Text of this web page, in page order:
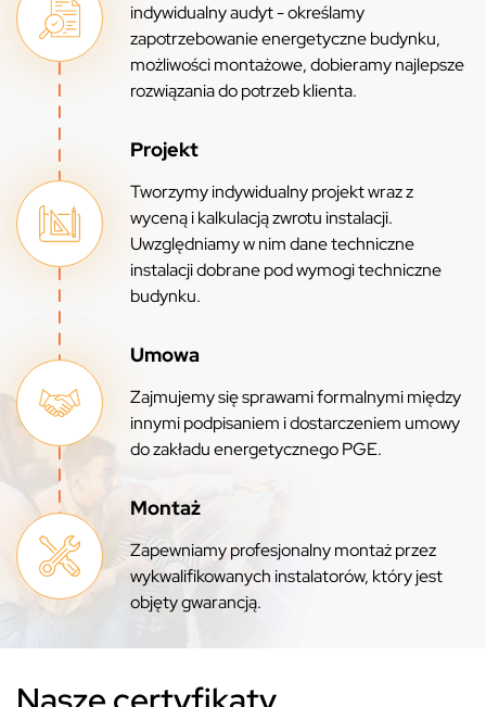
indywidualny audyt - określamy
zapotrzebowanie energetyczne budynku,
możliwości montażowe, dobieramy najlepsze
rozwiązania do potrzeb klienta.
Projekt
Tworzymy indywidualny projekt wraz z
wyceną i kalkulacją zwrotu instalacji.
Uwzględniamy w nim dane techniczne
instalacji dobrane pod wymogi techniczne
budynku.
Umowa
Zajmujemy się sprawami formalnymi między
innymi podpisaniem i dostarczeniem umowy
do zakładu energetycznego PGE.
Montaż
Zapewniamy profesjonalny montaż przez
wykwalifikowanych instalatorów, który jest
objęty gwarancją.